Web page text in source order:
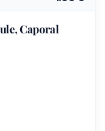
Caporal